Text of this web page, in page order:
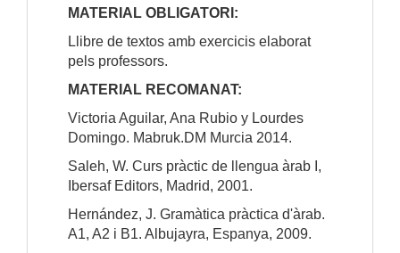
MATERIAL OBLIGATORI:
Llibre de textos amb exercicis elaborat
pels professors.
MATERIAL RECOMANAT:
Victoria Aguilar, Ana Rubio y Lourdes
Domingo. Mabruk.DM Murcia 2014.
Saleh, W. Curs pràctic de llengua àrab I,
Ibersaf Editors, Madrid, 2001.
Hernández, J. Gramàtica pràctica d'àrab.
A1, A2 i B1. Albujayra, Espanya, 2009.